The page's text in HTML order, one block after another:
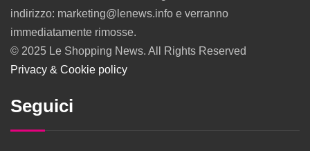
indirizzo: marketing@lenews.info e verranno
immediatamente rimosse.
© 2025 Le Shopping News. All Rights Reserved
Privacy & Cookie policy
Seguici